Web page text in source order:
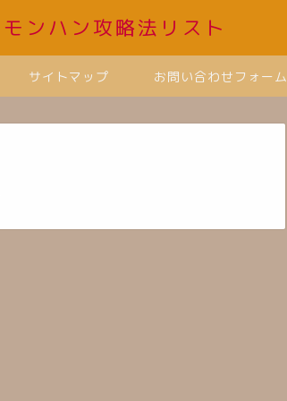
モンハン攻略法リスト
サイトマップ お問い合わせフォーム